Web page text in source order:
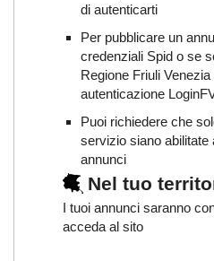
di autenticarti
Per pubblicare un
credenziali Spid o se
Regione Friuli
autenticazione
Puoi richiedere che
servizio siano abilitate
annunci
Nel tuo
I tuoi annunci saranno
acceda al sito